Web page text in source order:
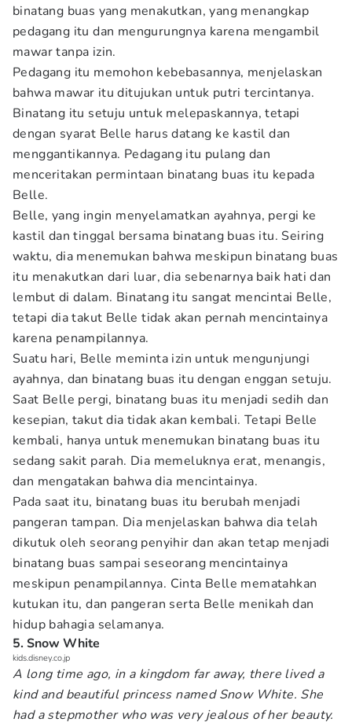
binatang buas yang menakutkan, yang menangkap
pedagang itu dan mengurungnya karena mengambil
mawar tanpa izin.
Pedagang itu memohon kebebasannya, menjelaskan
bahwa mawar itu ditujukan untuk putri tercintanya.
Binatang itu setuju untuk melepaskannya, tetapi
dengan syarat Belle harus datang ke kastil dan
menggantikannya. Pedagang itu pulang dan
menceritakan permintaan binatang buas itu kepada
Belle.
Belle, yang ingin menyelamatkan ayahnya, pergi ke
kastil dan tinggal bersama binatang buas itu. Seiring
waktu, dia menemukan bahwa meskipun binatang buas
itu menakutkan dari luar, dia sebenarnya baik hati dan
lembut di dalam. Binatang itu sangat mencintai Belle,
tetapi dia takut Belle tidak akan pernah mencintainya
karena penampilannya.
Suatu hari, Belle meminta izin untuk mengunjungi
ayahnya, dan binatang buas itu dengan enggan setuju.
Saat Belle pergi, binatang buas itu menjadi sedih dan
kesepian, takut dia tidak akan kembali. Tetapi Belle
kembali, hanya untuk menemukan binatang buas itu
sedang sakit parah. Dia memeluknya erat, menangis,
dan mengatakan bahwa dia mencintainya.
Pada saat itu, binatang buas itu berubah menjadi
pangeran tampan. Dia menjelaskan bahwa dia telah
dikutuk oleh seorang penyihir dan akan tetap menjadi
binatang buas sampai seseorang mencintainya
meskipun penampilannya. Cinta Belle mematahkan
kutukan itu, dan pangeran serta Belle menikah dan
hidup bahagia selamanya.
5. Snow White
kids.disney.co.jp
A long time ago, in a kingdom far away, there lived a
kind and beautiful princess named Snow White. She
had a stepmother who was very jealous of her beauty.